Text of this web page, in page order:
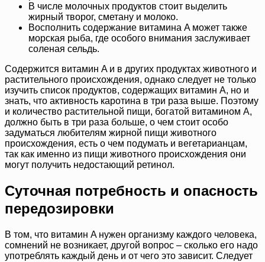
В числе молочных продуктов стоит выделить
жирный творог, сметану и молоко.
Восполнить содержание витамина A может также
морская рыба, где особого внимания заслуживает
соленая сельдь.
Содержится витамин A и в других продуктах животного и
растительного происхождения, однако следует не только
изучить список продуктов, содержащих витамин A, но и
знать, что активность каротина в три раза выше. Поэтому
и количество растительной пищи, богатой витамином A,
должно быть в три раза больше, о чем стоит особо
задуматься любителям жирной пищи животного
происхождения, есть о чем подумать и вегетарианцам,
так как именно из пищи животного происхождения они
могут получить недостающий ретинол.
Суточная потребность и опасность
передозировки
В том, что витамин A нужен организму каждого человека,
сомнений не возникает, другой вопрос – сколько его надо
употреблять каждый день и от чего это зависит. Следует